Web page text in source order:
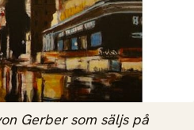
Gerber som säljs på